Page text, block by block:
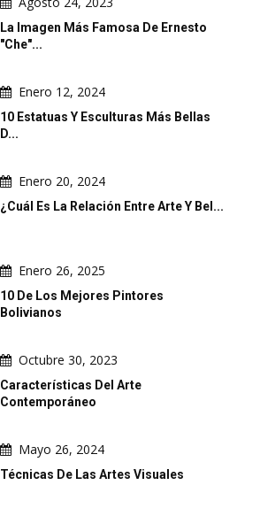
La Imagen Más Famosa De Ernesto
"Che"...
Enero 12, 2024
10 Estatuas Y Esculturas Más Bellas
D...
Enero 20, 2024
¿Cuál Es La Relación Entre Arte Y Bel...
Enero 26, 2025
10 De Los Mejores Pintores
Bolivianos
Octubre 30, 2023
Características Del Arte
Contemporáneo
Mayo 26, 2024
Técnicas De Las Artes Visuales